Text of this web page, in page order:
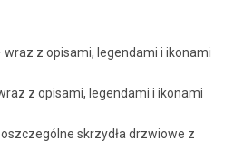
z opisami, legendami i ikonami
z opisami, legendami i ikonami
skrzydła drzwiowe z